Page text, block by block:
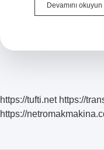
Devamını okuyun
https://tufti.net https://
https://